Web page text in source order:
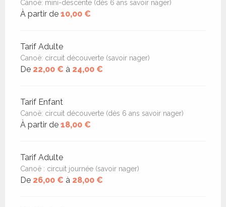
Canoë: mini-descente (dès 6 ans savoir nager)
À partir de 10,00 €
Tarif Adulte
Canoë: circuit découverte (savoir nager)
De 22,00 € à 24,00 €
Tarif Enfant
Canoë: circuit découverte (dès 6 ans savoir nager)
À partir de 18,00 €
Tarif Adulte
Canoë : circuit journée (savoir nager)
De 26,00 € à 28,00 €